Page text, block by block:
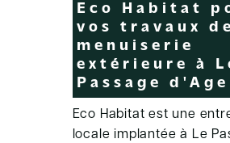
Eco Habitat
vos travaux de
menuiserie
extérieure à
Passage
Eco Habitat est une
locale implantée à Le